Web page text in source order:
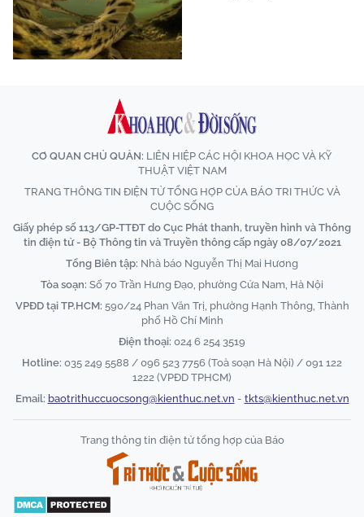
CƠ QUAN CHỦ QUẢN: LIÊN HIỆP CÁC HỘI KHOA HỌC VÀ KỸ
THUẬT VIỆT NAM
TRANG THÔNG TIN ĐIỆN TỬ TỔNG HỢP CỦA BÁO TRI THỨC VÀ
CUỘC SỐNG
Giấy phép số 113/GP-TTĐT do Cục Phát thanh, truyền hình và Thông
tin điện tử - Bộ Thông tin và Truyền thông cấp ngày 08/07/2021
Tổng Biên tập: Nhà báo Nguyễn Thị Mai Hương
Tòa soạn: Số 70 Trần Hưng Đạo, phường Cửa Nam, Hà Nội
VPĐD tại TP.HCM: 590/24 Phan Văn Trị, phường Hạnh Thông, Thành
phố Hồ Chí Minh
Điện thoại: 024 6 254 3519
Hotline: 035 249 5588 / 096 523 7756 (Toà soạn Hà Nội) / 091 122
1222 (VPĐD TPHCM)
Email: baotrithuccuocsong@kienthuc.net.vn - tkts@kienthuc.net.vn
Trang thông tin điện tử tổng hợp của Báo